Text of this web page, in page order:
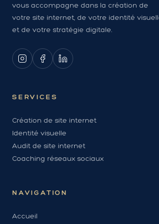
vous accompagne dans la création de
votre site internet, de votre identité
et de votre stratégie digitale.
SERVICES
Création de site internet
Identité visuelle
Audit de site internet
Coaching réseaux sociaux
NAVIGATION
Accueil